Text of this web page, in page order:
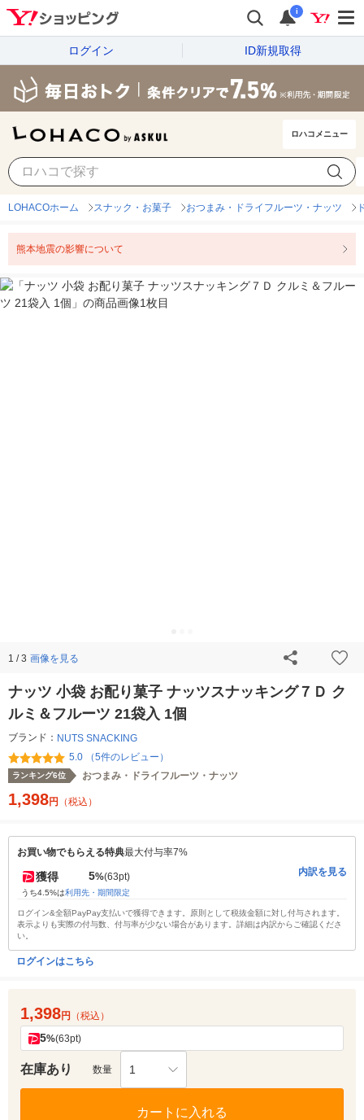
i
ログイン ID新規取得
ロハコメニュー
LOHACOホーム スナック・お菓子 おつまみ・ドライフルーツ・ナッツ
熊本地震の影響について
1 / 3 画像を見る
ナッツ 小袋 お配り菓子 ナッツスナッキング７Ｄ ク
ルミ＆フルーツ 21袋入 1個
ブランド： NUTS SNACKING
5.0 （5件のレビュー）
ランキング6位 おつまみ・ドライフルーツ・ナッツ
1,398円 （税込）
お買い物でもらえる特典最大付与率7%
獲得 5%(63pt)
うち4.5%は利用先・期間限定
内訳を見る
ログイン&全額PayPay支払いで獲得できます。原則として税抜金額に対し付与されます。
表示よりも実際の付与数、付与率が少ない場合があります。詳細は内訳からご確認くださ
い。
ログインはこちら
1,398円 （税込）
5%(63pt)
在庫あり 数量 1
カートに入れる